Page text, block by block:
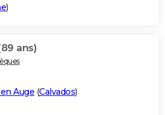
)
ans)
Auge (Calvados)